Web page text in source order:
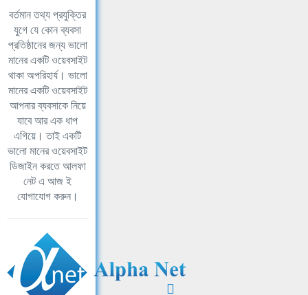
বর্তমান তথ্য প্রযুক্তির
যুগে যে কোন ব্যবসা
প্রতিষ্ঠানের জন্য ভালো
মানের একটি ওয়েবসাইট
থাকা অপরিহার্য। ভালো
মানের একটি ওয়েবসাইট
আপনার ব্যবসাকে নিয়ে
যাবে আর এক ধাপ
এগিয়ে। তাই একটি
ভালো মানের ওয়েবসাইট
ডিজাইন করতে আলফা
নেট এ আজ ই
যোগাযোগ করুন।